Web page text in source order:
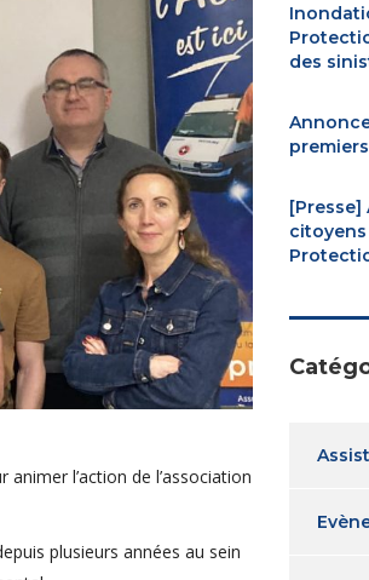
l’action de l’association
plusieurs années au sein
des
[Presse]